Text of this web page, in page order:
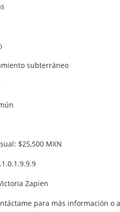
subterráneo
$25,500 MXN
Zapien
para más información o